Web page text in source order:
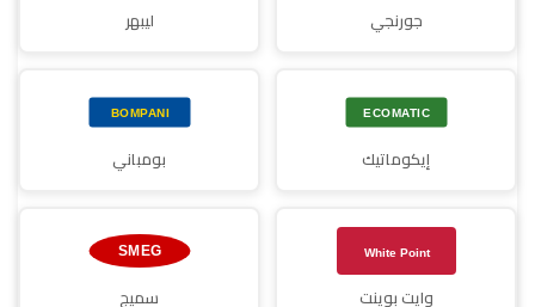
جورنجي ليبهر
إيكوماتيك بومباني
وايت بوينت سميج